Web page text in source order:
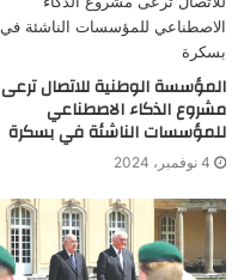
المؤسسة الوطنية للاتصال ترعى
مشروع الذكاء الاصطناعي
للمؤسسات الناشئة في بسكرة
4 نوفمبر، 2024